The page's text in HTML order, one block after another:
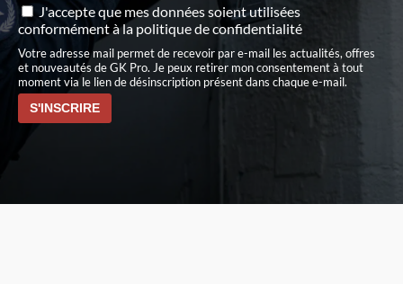
J'accepte que mes données soient utilisées
conformément àla politique de confidentialité
Votre adresse mail permet de recevoir par e-mail les actualités, offres
et nouveautés de GK Pro. Je peux retirer mon consentement à tout
moment via le lien de désinscription présent dans chaque e-mail.